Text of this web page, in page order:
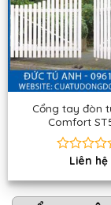
Cổng tay đòn
Comfort
Được
hạng
0
Liên hệ